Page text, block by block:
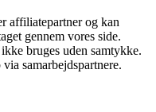
affiliatepartner og kan
gennem vores side.
bruges uden samtykke.
samarbejdspartnere.